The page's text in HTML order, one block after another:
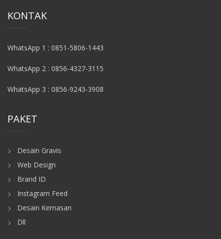
KONTAK
WhatsApp 1 : 0851-5806-1443
WhatsApp 2 : 0856-4327-3115
WhatsApp 3 : 0856-9243-3908
PAKET
Desain Gravis
Web Design
Brand ID
Instagram Feed
Desain Kemasan
Dll